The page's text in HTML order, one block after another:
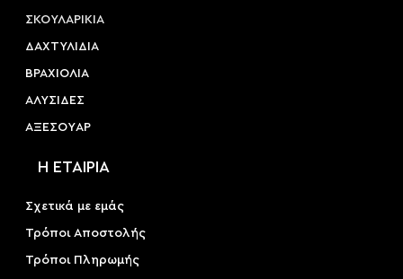
ΣΚΟΥΛΑΡΙΚΙΑ
ΔΑΧΤΥΛΙΔΙΑ
ΒΡΑΧΙΟΛΙΑ
ΑΛΥΣΙΔΕΣ
ΑΞΕΣΟΥAΡ
Η ΕΤΑΙΡΙΑ
Σχετικά με εμάς
Τρόποι Αποστολής
Τρόποι Πληρωμής